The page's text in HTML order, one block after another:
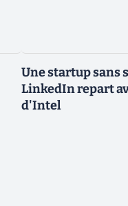
Une startup sans
LinkedIn repart
d'Intel